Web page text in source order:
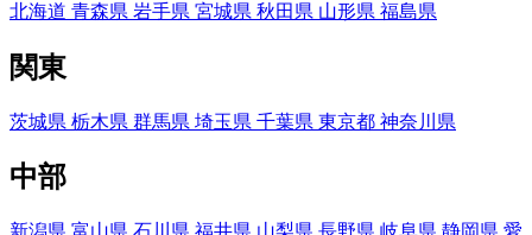
北海道 青森県 岩手県 宮城県 秋田県 山形県 福島県
関東
茨城県 栃木県 群馬県 埼玉県 千葉県 東京都 神奈川県
中部